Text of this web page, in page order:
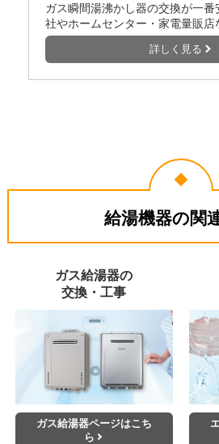
工事実績をもっと
ガス瞬間湯沸かし器の交換が一番
社やホームセンター・家電量販店
詳しく見る
給湯機器の関
ガス給湯器の
交換・工事
ガス給湯器ページはこち
ら